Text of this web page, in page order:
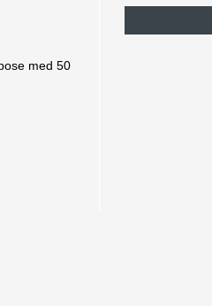
med 50